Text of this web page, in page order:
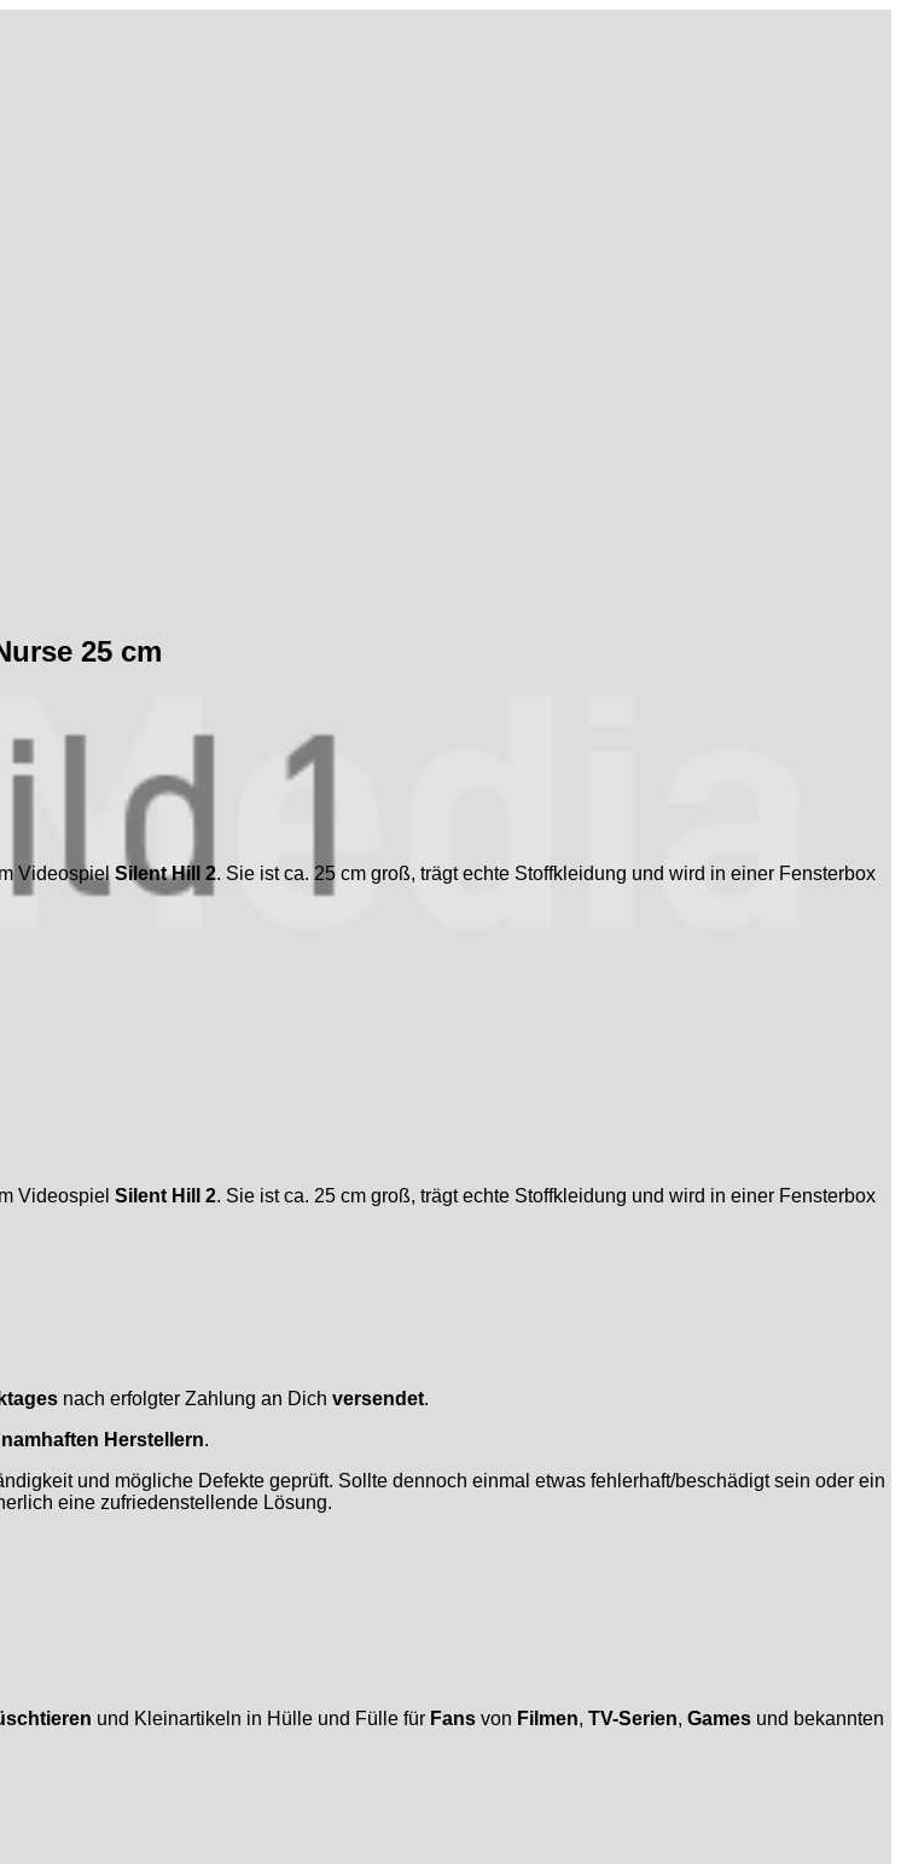
25 cm
Videospiel Silent Hill 2. Sie ist ca. 25 cm groß, trägt echte Stoffkleidung und wird in einer Fensterbox
Videospiel Silent Hill 2. Sie ist ca. 25 cm groß, trägt echte Stoffkleidung und wird in einer Fensterbox
nach erfolgter Zahlung an Dich versendet.
namhaften Herstellern.
und mögliche Defekte geprüft. Sollte dennoch einmal etwas fehlerhaft/beschädigt sein oder ein
eine zufriedenstellende Lösung.
und Kleinartikeln in Hülle und Fülle für Fans von Filmen, TV-Serien, Games und bekannten